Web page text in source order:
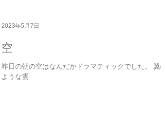
空
昨日の朝の空はなんだかドラマティックでした。 翼の
ような雲
2023年5月7日